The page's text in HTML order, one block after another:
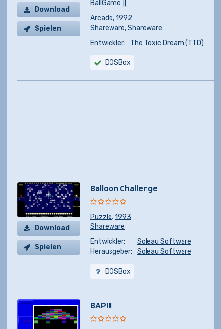
Download
Spielen
BallGame ][
Arcade,1992
Shareware,Shareware
Entwickler:
The Toxic Dream (TTD)
DOSBox
Download
Spielen
Balloon Challenge
Puzzle,1993
Shareware
Entwickler:
Soleau Software
Herausgeber:
Soleau Software
DOSBox
BAP!!!